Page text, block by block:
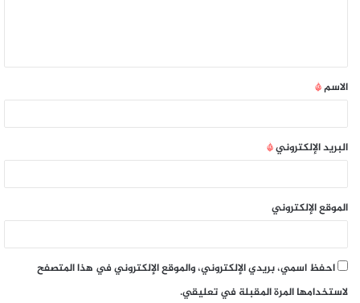
الاسم*
البريد الإلكتروني*
الموقع الإلكتروني
احفظ اسمي، بريدي الإلكتروني، والموقع الإلكتروني في هذا المتصفح
لاستخدامها المرة المقبلة في تعليقي.